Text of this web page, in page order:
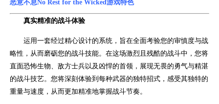
恶意不息No Rest for the Wicked游戏特色
真实精准的战斗体验
运用一套经过精心设计的系统，旨在全面考验您的审慎度与战
略性，从而磨砺您的战斗技能。在这场激烈且残酷的战斗中，您将
直面恐怖生物、敌方士兵以及凶悍的首领，展现无畏的勇气与精湛
的战斗技艺。您将深刻体验到每种武器的独特招式，感受其独特的
重量与速度，从而更加精准地掌握战斗节奏。